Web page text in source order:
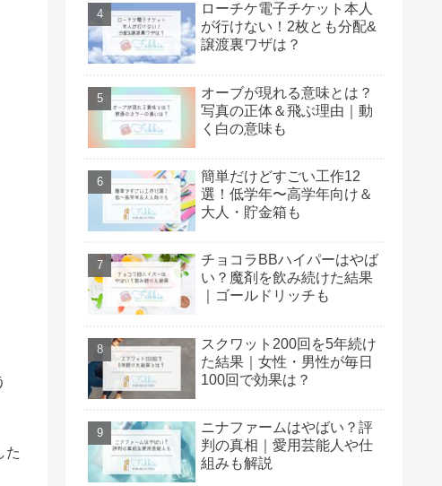
た
ローチケ電子チケット本人
が行けない！2枚とも分配&
譲渡裏ワザは？
オーブが現れる意味とは？
写真の正体＆飛ぶ理由｜動
く白の意味も
簡単だけどすごい工作12
選！低学年〜高学年向け＆
大人・貯金箱も
チョコラBBハイパーはやば
い？魔剤を飲み続けた結果
｜ゴールドリッチも
スクワット200回を5年続け
た結果｜女性・男性が毎日
100回で効果は？
ニナファームはやばい？評
判の真相｜愛用芸能人や仕
組みも解説